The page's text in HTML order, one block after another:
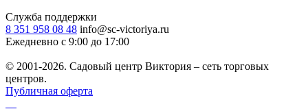
Служба поддержки
8 351 958 08 48 info@sc-victoriya.ru
Ежедневно с 9:00 до 17:00
© 2001-2026. Садовый центр Виктория – сеть торговых
центров.
Публичная оферта